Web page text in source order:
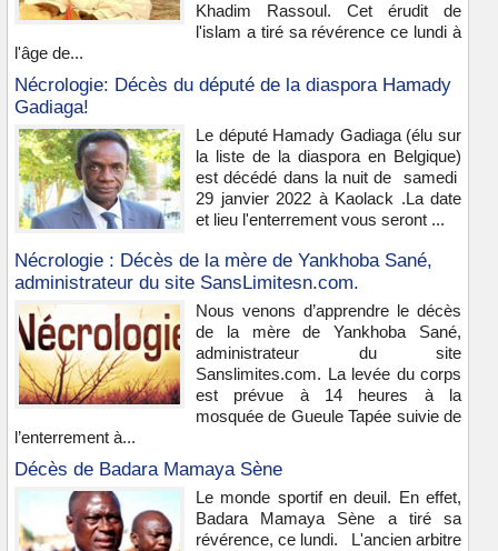
Khadim Rassoul. Cet érudit de
l'islam a tiré sa révérence ce lundi à
l'âge de...
Nécrologie: Décès du député de la diaspora Hamady
Gadiaga!
Le député Hamady Gadiaga (élu sur
la liste de la diaspora en Belgique)
est décédé dans la nuit de samedi
29 janvier 2022 à Kaolack .La date
et lieu l'enterrement vous seront ...
Nécrologie : Décès de la mère de Yankhoba Sané,
administrateur du site SansLimitesn.com.
Nous venons d’apprendre le décès
de la mère de Yankhoba Sané,
administrateur du site
Sanslimites.com. La levée du corps
est prévue à 14 heures à la
mosquée de Gueule Tapée suivie de
l’enterrement à...
Décès de Badara Mamaya Sène
Le monde sportif en deuil. En effet,
Badara Mamaya Sène a tiré sa
révérence, ce lundi. L'ancien arbitre